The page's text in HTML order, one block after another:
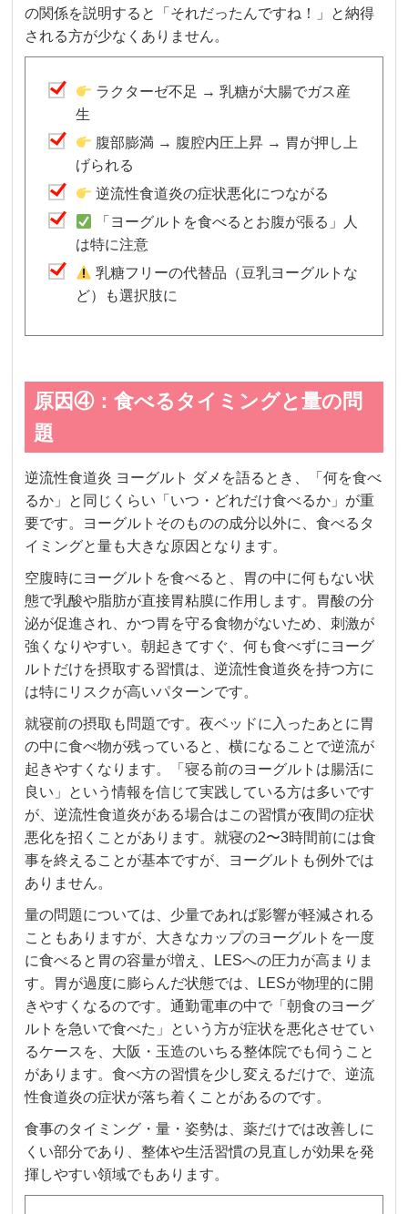
の関係を説明すると「それだったんですね！」と納得
される方が少なくありません。
ラクターゼ不足 → 乳糖が大腸でガス産
生
腹部膨満 → 腹腔内圧上昇 → 胃が押し上
げられる
逆流性食道炎の症状悪化につながる
「ヨーグルトを食べるとお腹が張る」人
は特に注意
乳糖フリーの代替品（豆乳ヨーグルトな
ど）も選択肢に
原因④：食べるタイミングと量の問
題
逆流性食道炎 ヨーグルト ダメを語るとき、「何を食べ
るか」と同じくらい「いつ・どれだけ食べるか」が重
要です。ヨーグルトそのものの成分以外に、食べるタ
イミングと量も大きな原因となります。
空腹時にヨーグルトを食べると、胃の中に何もない状
態で乳酸や脂肪が直接胃粘膜に作用します。胃酸の分
泌が促進され、かつ胃を守る食物がないため、刺激が
強くなりやすい。朝起きてすぐ、何も食べずにヨーグ
ルトだけを摂取する習慣は、逆流性食道炎を持つ方に
は特にリスクが高いパターンです。
就寝前の摂取も問題です。夜ベッドに入ったあとに胃
の中に食べ物が残っていると、横になることで逆流が
起きやすくなります。「寝る前のヨーグルトは腸活に
良い」という情報を信じて実践している方は多いです
が、逆流性食道炎がある場合はこの習慣が夜間の症状
悪化を招くことがあります。就寝の2〜3時間前には食
事を終えることが基本ですが、ヨーグルトも例外では
ありません。
量の問題については、少量であれば影響が軽減される
こともありますが、大きなカップのヨーグルトを一度
に食べると胃の容量が増え、LESへの圧力が高まりま
す。胃が過度に膨らんだ状態では、LESが物理的に開
きやすくなるのです。通勤電車の中で「朝食のヨーグ
ルトを急いで食べた」という方が症状を悪化させてい
るケースを、大阪・玉造のいちる整体院でも伺うこと
があります。食べ方の習慣を少し変えるだけで、逆流
性食道炎の症状が落ち着くことがあるのです。
食事のタイミング・量・姿勢は、薬だけでは改善しに
くい部分であり、整体や生活習慣の見直しが効果を発
揮しやすい領域でもあります。